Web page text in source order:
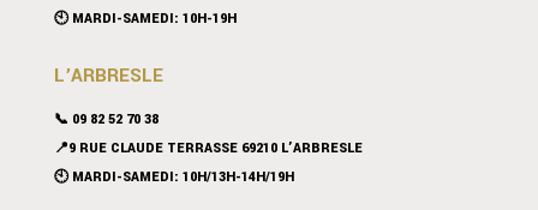
🕙 MARDI-SAMEDI: 10H-19H
L’ARBRESLE
📞 09 82 52 70 38
📍9 RUE CLAUDE TERRASSE 69210 L’ARBRESLE
🕙 MARDI-SAMEDI: 10H/13H-14H/19H